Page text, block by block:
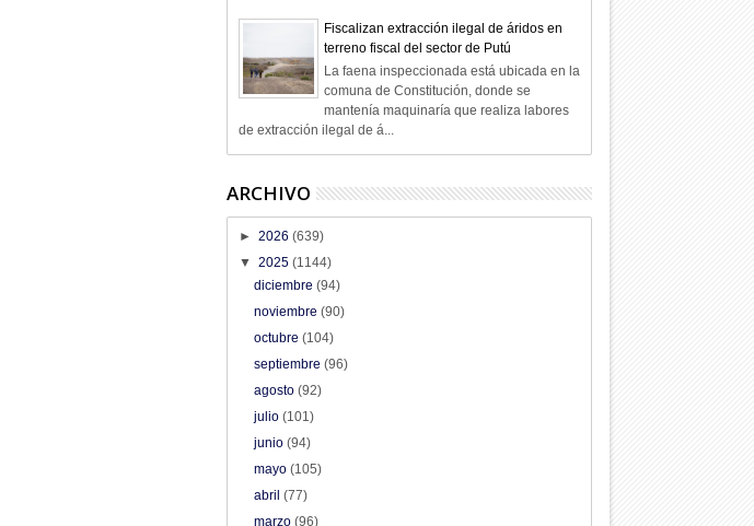
Fiscalizan extracción ilegal de áridos en
terreno fiscal del sector de Putú
La faena inspeccionada está ubicada en la
comuna de Constitución, donde se
mantenía maquinaría que realiza labores
de extracción ilegal de á...
ARCHIVO
► 2026 (639)
▼ 2025 (1144)
diciembre(94)
noviembre(90)
octubre(104)
septiembre(96)
agosto(92)
julio(101)
junio(94)
mayo(105)
abril(77)
marzo(96)